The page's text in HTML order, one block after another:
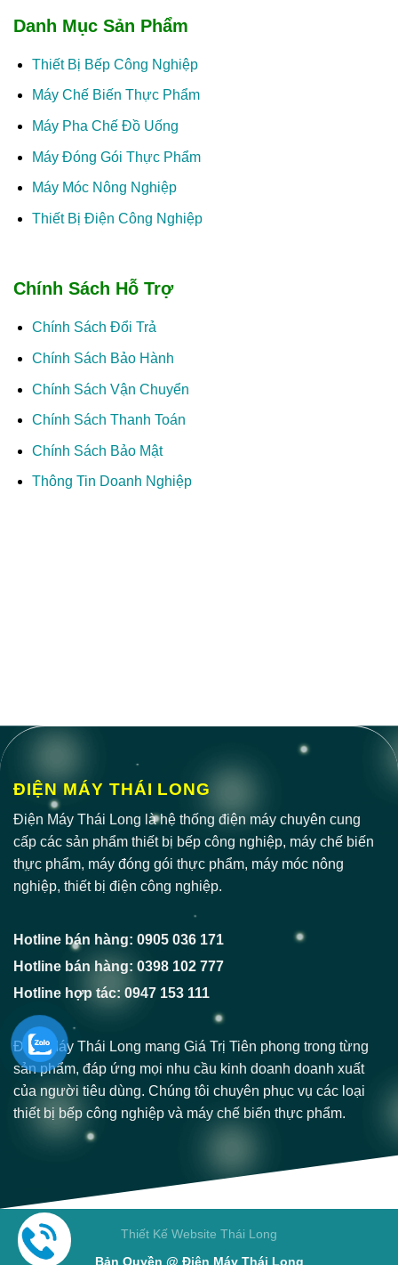
Danh Mục Sản Phẩm
Thiết Bị Bếp Công Nghiệp
Máy Chế Biến Thực Phẩm
Máy Pha Chế Đồ Uống
Máy Đóng Gói Thực Phẩm
Máy Móc Nông Nghiệp
Thiết Bị Điện Công Nghiệp
Chính Sách Hỗ Trợ
Chính Sách Đổi Trả
Chính Sách Bảo Hành
Chính Sách Vận Chuyển
Chính Sách Thanh Toán
Chính Sách Bảo Mật
Thông Tin Doanh Nghiệp
ĐIỆN MÁY THÁI LONG
Điện Máy Thái Long là hệ thống điện máy chuyên cung
cấp các sản phẩm thiết bị bếp công nghiệp, máy chế biến
thực phẩm, máy đóng gói thực phẩm, máy móc nông
nghiệp, thiết bị điện công nghiệp.
Hotline bán hàng: 0905 036 171
Hotline bán hàng: 0398 102 777
Hotline hợp tác: 0947 153 111
Điện Máy Thái Long mang Giá Trị Tiên phong trong từng
sản phẩm, đáp ứng mọi nhu cầu kinh doanh doanh xuất
của người tiêu dùng. Chúng tôi chuyên phục vụ các loại
thiết bị bếp công nghiệp và máy chế biến thực phẩm.
Thiết Kế Website Thái Long
Bản Quyền @ Điện Máy Thái Long